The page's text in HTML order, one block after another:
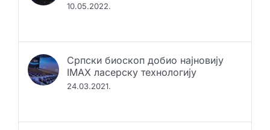
10.05.2022.
Српски биоскоп добио најновију
IMAX ласерску технологију
24.03.2021.